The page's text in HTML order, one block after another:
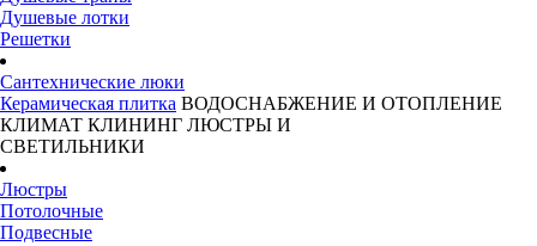
Душевые лотки
Решетки
Сантехнические люки
Керамическая плитка ВОДОСНАБЖЕНИЕ И ОТОПЛЕНИЕ
КЛИМАТ КЛИНИНГ ЛЮСТРЫ И
СВЕТИЛЬНИКИ
Люстры
Потолочные
Подвесные